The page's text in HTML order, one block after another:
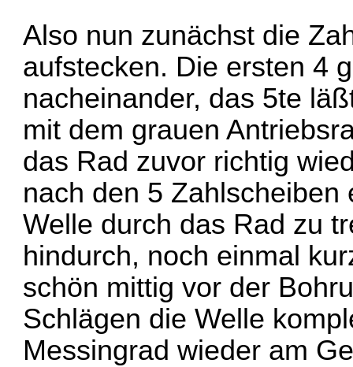
Also nun zunächst die
aufstecken. Die ersten 4
nacheinander, das 5te
mit dem grauen
das Rad zuvor richtig
nach den 5
Welle durch das Rad zu
hindurch, noch einmal
schön mittig vor der
Schlägen die Welle
Messingrad wieder am